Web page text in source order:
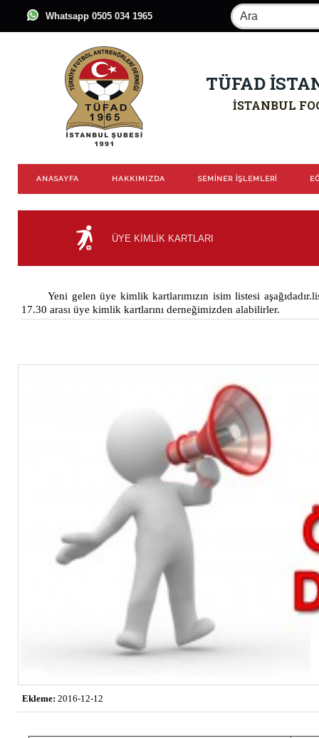
Whatsapp 0505 034 1965
TÜFAD
İSTANBUL
ANASAYFA HAKKIMIZDA SEMİNER İŞLEMLERİ
ÜYE KİMLİK KARTLARI
Yeni gelen üye kimlik kartlarımızın isim listesi
17.30 arası üye kimlik kartlarını derneğimizden alabilirler.
Ekleme: 2016-12-12